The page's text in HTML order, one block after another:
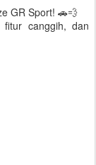
GR Sport! 🚗💨
canggih, dan